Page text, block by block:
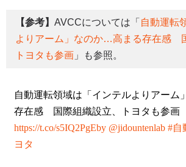
【参考】 AVCCについては「 自動運転
よりアーム」なのか…高まる存在感
トヨタも参画 」も参照。
自動運転領域は「インテルよりアーム
存在感 国際組織設立、トヨタも参画
https://t.co/s5IQ2PgEby @jidountenlab #自
ヨタ